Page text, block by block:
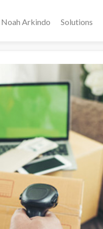
Noah Arkindo Solutions